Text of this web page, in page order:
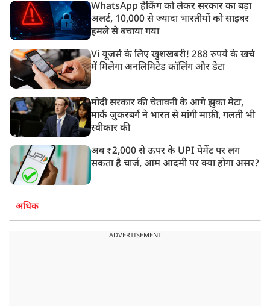
WhatsApp हैकिंग को लेकर सरकार का बड़ा
अलर्ट, 10,000 से ज्यादा भारतीयों को साइबर
हमले से बचाया गया
Vi यूजर्स के लिए खुशखबरी! 288 रुपये के खर्च
में मिलेगा अनलिमिटेड कॉलिंग और डेटा
मोदी सरकार की चेतावनी के आगे झुका मेटा,
मार्क ज़ुकरबर्ग ने भारत से मांगी माफ़ी, गलती भी
स्वीकार की
अब ₹2,000 से ऊपर के UPI पेमेंट पर लग
सकता है चार्ज, आम आदमी पर क्या होगा असर?
अधिक
ADVERTISEMENT